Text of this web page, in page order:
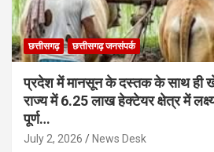
छत्तीसगढ़ छत्तीसगढ़ जनसंपर्क
प्रदेश में मानसून के दस्तक के साथ ही
राज्य में 6.25 लाख हेक्टेयर क्षेत्र में
पूर्ण…
July 2, 2026 News Desk